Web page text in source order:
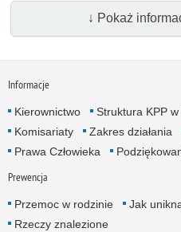
↓ Pokaż
Informacje
Kierownictwo
Struktura KPP
Komisariaty
Zakres działania
Prawa Człowieka
Prewencja
Przemoc w rodzinie
Jak
Rzeczy znalezione